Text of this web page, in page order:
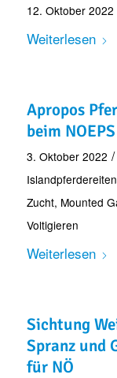
12. Oktober 2022
Weiterlesen
Apropos
beim
3. Oktober 2022 /
Islandpferdereiten
Zucht, Mounted
Voltigieren
Weiterlesen
Sichtung
Spranz und
für NÖ